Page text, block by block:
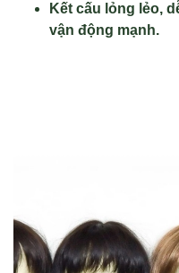
Kết cấu lỏng lẻo,
vận động mạnh.